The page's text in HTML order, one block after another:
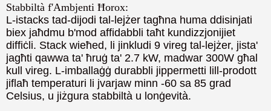
Stabbiltà f'Ambjenti Ħorox:
L-istacks tad-dijodi tal-lejżer tagħna huma ddisinjati
biex jaħdmu b'mod affidabbli taħt kundizzjonijiet
diffiċli. Stack wieħed, li jinkludi 9 vireg tal-lejżer, jista'
jagħti qawwa ta' ħruġ ta' 2.7 kW, madwar 300W għal
kull vireg. L-imballaġġ durabbli jippermetti lill-prodott
jiflaħ temperaturi li jvarjaw minn -60 sa 85 grad
Celsius, u jiżgura stabbiltà u lonġevità.